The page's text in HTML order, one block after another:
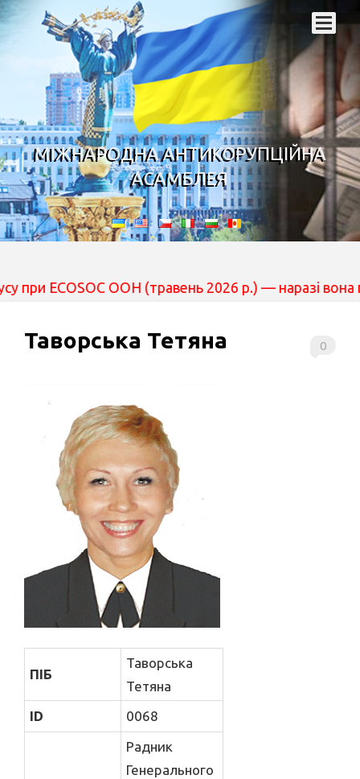
МІЖНАРОДНА АНТИКОРУПЦІЙНА
АСАМБЛЕЯ
ECOSOC ООН (травень 2026 р.) — наразі вона
0
Таворська Тетяна
ПІБ
Таворська
Тетяна
ID
0068
Радник
Генерального